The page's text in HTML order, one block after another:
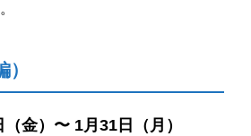
金）〜 1月31日（月）